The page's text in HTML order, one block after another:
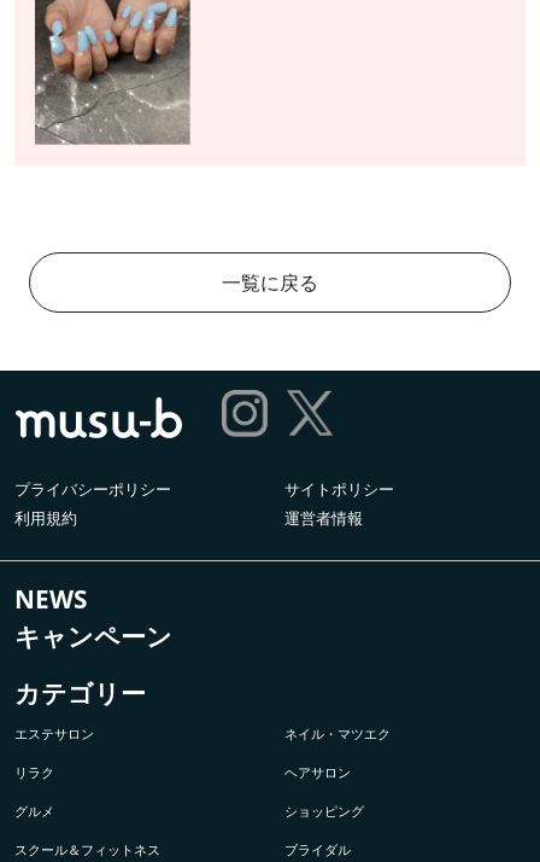
一覧に戻る
プライバシーポリシー
サイトポリシー
利用規約
運営者情報
NEWS
キャンペーン
カテゴリー
エステサロン ネイル・マツエク
リラク ヘアサロン
グルメ ショッピング
スクール＆フィットネス ブライダル